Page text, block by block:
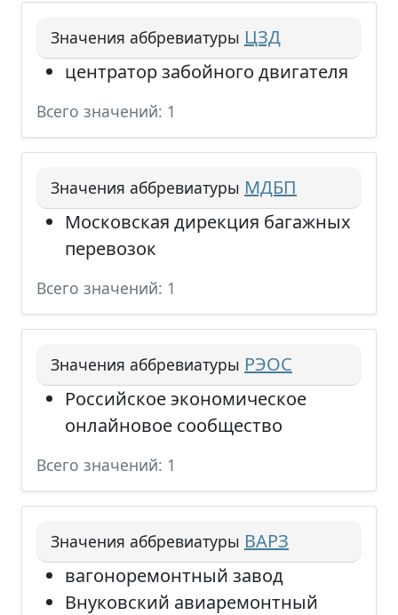
Значения аббревиатуры ЦЗД
центратор забойного двигателя
Всего значений: 1
Значения аббревиатуры МДБП
Московская дирекция багажных
перевозок
Всего значений: 1
Значения аббревиатуры РЭОС
Российское экономическое
онлайновое сообщество
Всего значений: 1
Значения аббревиатуры ВАРЗ
вагоноремонтный завод
Внуковский авиаремонтный